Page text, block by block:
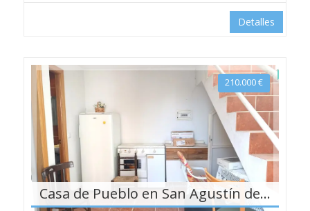
Detalles
Casa de Pueblo en San Agustín del Guadalix
210.000€